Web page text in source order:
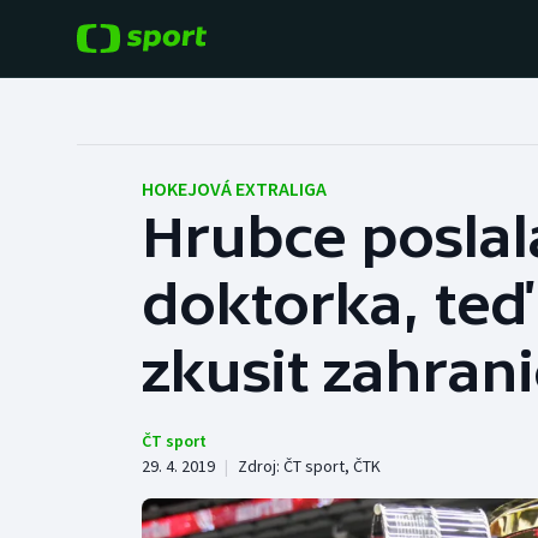
Hokej
Tenis
Atletika
Baseball a softbal
Basketbal
Biatlon
HOKEJOVÁ EXTRALIGA
Hrubce
doktorka, teď
zkusit
ČT sport
29. 4. 2019 | Zdroj: ČT sport, ČTK